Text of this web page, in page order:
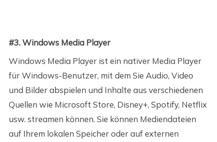
#3. Windows Media Player
Windows Media Player ist ein nativer Media Player
für Windows-Benutzer, mit dem Sie Audio, Video
und Bilder abspielen und Inhalte aus verschiedenen
Quellen wie Microsoft Store, Disney+, Spotify, Netflix
usw. streamen können. Sie können Mediendateien
auf Ihrem lokalen Speicher oder auf externen